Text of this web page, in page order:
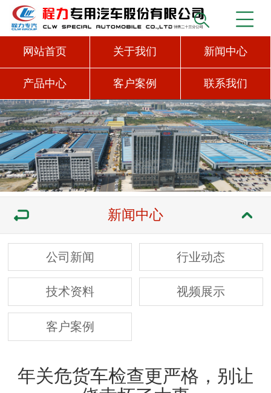
网站首页 关于我们 新闻中心
产品中心 客户案例 联系我们
新闻中心
公司新闻 行业动态
技术资料 视频展示
客户案例
年关危货车检查更严格，别让